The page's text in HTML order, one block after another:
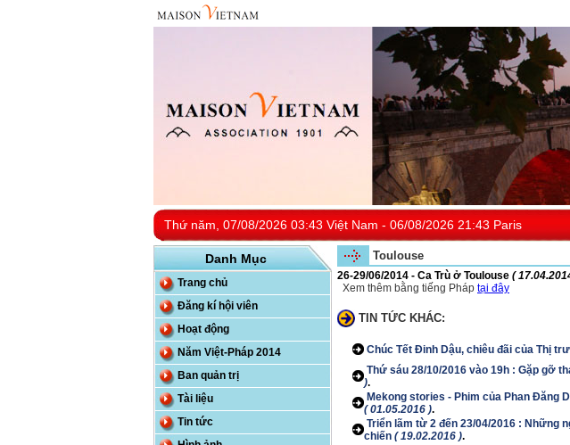
Thứ năm, 07/08/2026 03:43 Việt Nam - 06/08/2026 21:43 Paris
Danh Mục
Trang chủ
Đăng kí hội viên
Hoạt động
Năm Việt-Pháp 2014
Ban quản trị
Tài liệu
Tin tức
Toulouse
26-29/06/2014 - Ca Trù ở Toulouse (
Xem thêm bằng tiếng Pháp tại đây
TIN TỨC KHÁC:
Chúc Tết Đinh Dậu, chiêu đãi của Thị
Thứ sáu 28/10/2016 vào 19h : Gặp gỡ
).
Mekong stories - Phim của Phan Đăng
( 01.05.2016 ).
Triển lãm từ 2 đến 23/04/2016 : Những
chiến ( 19.02.2016 ).